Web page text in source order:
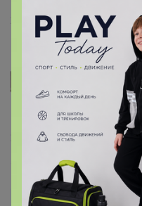
22 декабря, 2025 16:20
овеосайз для 46
21 ноября, 2025 20:47
MisSolar